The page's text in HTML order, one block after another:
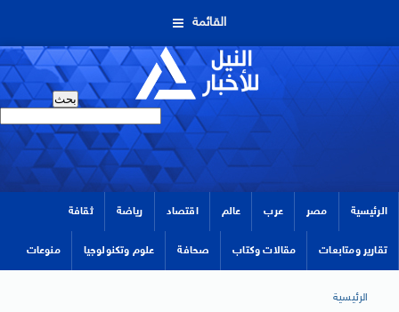
القائمة
الرئيسية مصر عرب عالم اقتصاد رياضة ثقافة
تقارير ومتابعات مقالات وكتاب صحافة علوم وتكنولوجيا منوعات
الرئيسية